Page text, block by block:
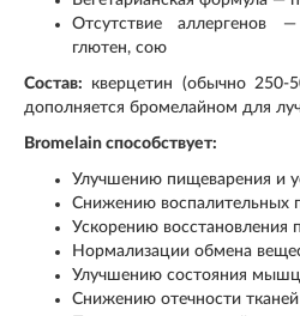
Отсутствие
глютен, сою
Состав: кверцетин (обычно 250-
дополняется бромелайном для
Bromelain способствует:
Улучшению пищеварения и
Снижению воспалительных
Ускорению восстановления
Нормализации обмена
Улучшению состояния мышц
Снижению отечности тканей